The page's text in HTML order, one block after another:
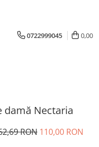
0722999045 0,00
damă Nectaria
RON 110,00 RON